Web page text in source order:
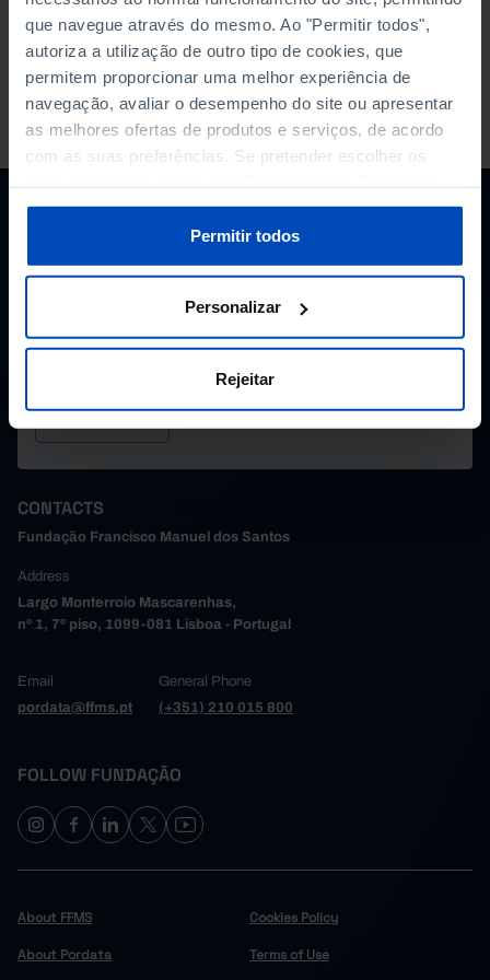
que navegue através do mesmo. Ao "Permitir todos",
autoriza a utilização de outro tipo de cookies, que
permitem proporcionar uma melhor experiência de
navegação, avaliar o desempenho do site ou apresentar
as melhores ofertas de produtos e serviços, de acordo
com as suas preferências. Se pretender escolher os
sobre cookies através da gestão de preferências ou da
Política de Cookies.
Permitir todos
Personalizar
Rejeitar
PORDATA IS A PROJECT OF THE FUNDAÇÃO FRANCISCO MANUEL DOS
SANTOS.
SUBSCRIBE TO FUNDAÇÃO NEWSLETTER
STAY IN THE LOOP.
I consent to the processing of my personal data provided
CONTACTS
Fundação Francisco Manuel dos Santos
Address
Largo Monterroio Mascarenhas,
nº 1, 7º piso, 1099-081 Lisboa - Portugal
Email
pordata@ffms.pt
General Phone
(+351) 210 015 800
FOLLOW FUNDAÇÃO
About FFMS
About Pordata
Cookies Policy
Terms of Use